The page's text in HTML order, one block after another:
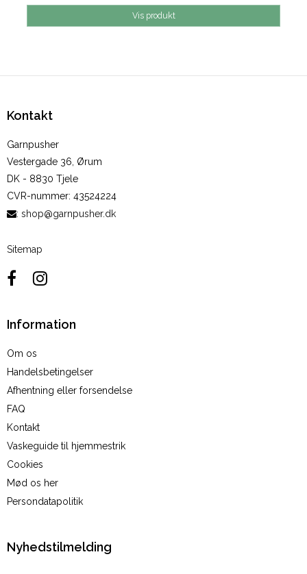
Vis produkt
Kontakt
Garnpusher
Vestergade 36, Ørum
DK - 8830 Tjele
CVR-nummer: 43524224
: shop@garnpusher.dk
Sitemap
Information
Om os
Handelsbetingelser
Afhentning eller forsendelse
FAQ
Kontakt
Vaskeguide til hjemmestrik
Cookies
Mød os her
Persondatapolitik
Nyhedstilmelding